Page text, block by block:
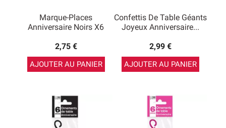
Marque-Places
Anniversaire Noirs X6
2,75 €
AJOUTER AU PANIER
Confettis De Table Géants
Joyeux Anniversaire...
2,99 €
AJOUTER AU PANIER